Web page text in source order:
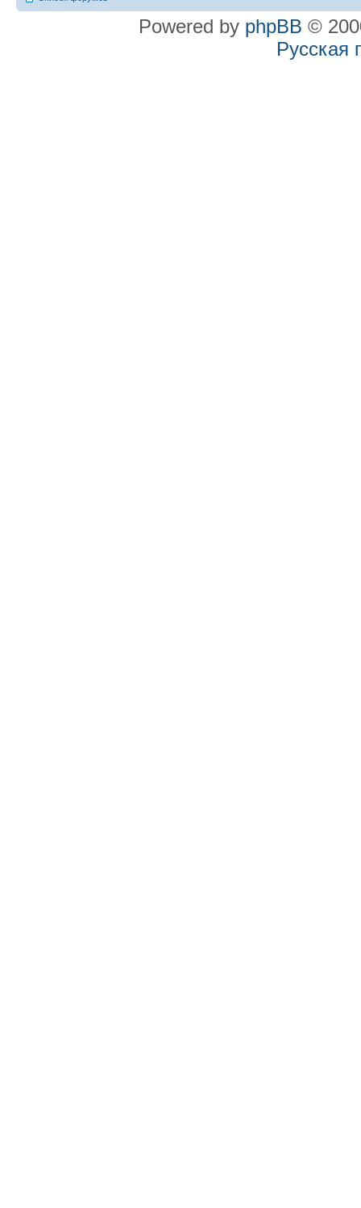
Powered by phpBB ©
Русская